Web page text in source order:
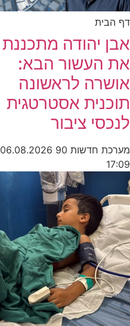
דף הבית
אבן יהודה מתכננת
את העשור הבא:
אושרה לראשונה
תוכנית אסטרטגית
לנכסי ציבור
מערכת חדשות 90
06.08.2026
17:09